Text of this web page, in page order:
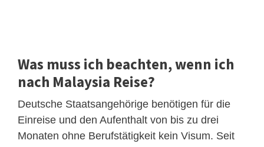
Was muss ich beachten, wenn ich
nach Malaysia Reise?
Deutsche Staatsangehörige benötigen für die
Einreise und den Aufenthalt von bis zu drei
Monaten ohne Berufstätigkeit kein Visum. Seit